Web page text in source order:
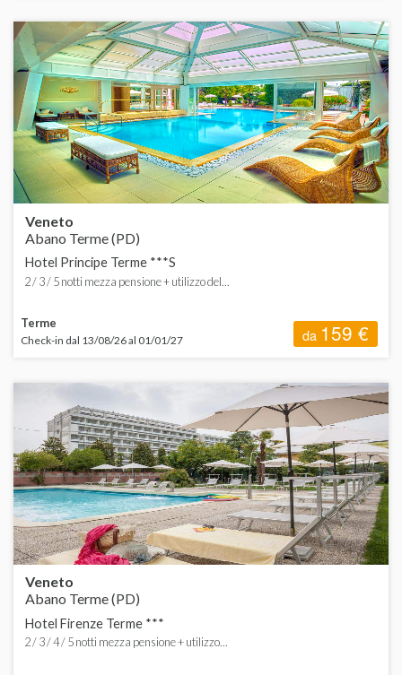
Veneto
Abano Terme (PD)
Hotel Principe Terme ***S
2 / 3 / 5 notti mezza pensione + utilizzo del...
Terme
Check-in dal 13/08/26 al 01/01/27 da 159 €
Veneto
Abano Terme (PD)
Hotel Firenze Terme ***
2 / 3 / 4 / 5 notti mezza pensione + utilizzo...